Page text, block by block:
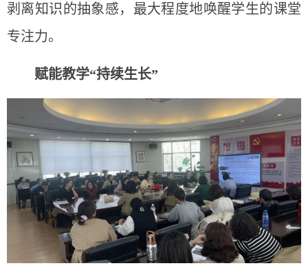
剥离知识的抽象感，最大程度地唤醒学生的课堂
专注力。
赋能教学“持续生长”